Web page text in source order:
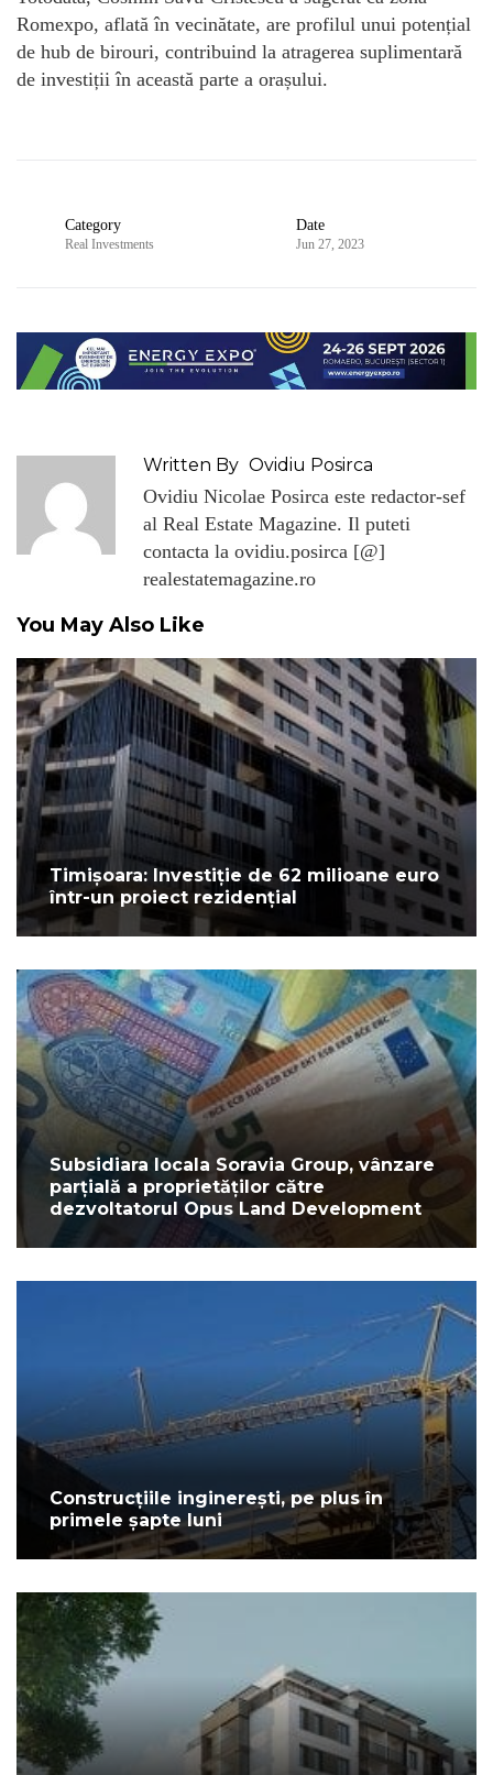
Romexpo, aflată în vecinătate, are profilul unui potențial
de hub de birouri, contribuind la atragerea suplimentară
de investiții în această parte a orașului.
Category
Real Investments
Date
Jun 27, 2023
Written By Ovidiu Posirca
Ovidiu Nicolae Posirca este redactor-sef
al Real Estate Magazine. Il puteti
contacta la ovidiu.posirca [@]
realestatemagazine.ro
You May Also Like
Timișoara: Investiție de 62 milioane euro
într-un proiect rezidențial
Subsidiara locala Soravia Group, vânzare
parțială a proprietăților către
dezvoltatorul Opus Land Development
Construcțiile inginerești, pe plus în
primele șapte luni